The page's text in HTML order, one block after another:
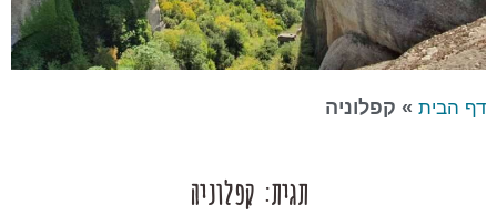
דף הבית » קפלוניה
תגית: קפלוניה